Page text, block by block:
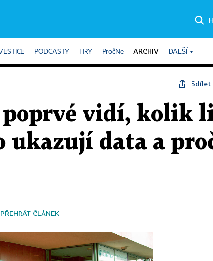
PODCASTY HRY PročNe ARCHIV DALŠÍ
Sdílet
vidí, kolik
ukazují data a
PŘEHRÁT ČLÁNEK